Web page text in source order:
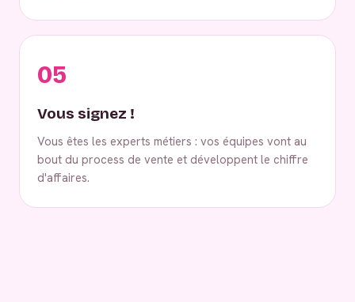
05
Vous signez !
Vous êtes les experts métiers : vos équipes vont au
bout du process de vente et développent le chiffre
d'affaires.